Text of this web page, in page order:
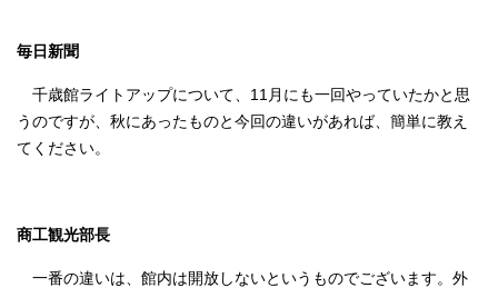
毎日新聞
千歳館ライトアップについて、11月にも一回やっていたかと思
うのですが、秋にあったものと今回の違いがあれば、簡単に教え
てください。
商工観光部長
一番の違いは、館内は開放しないというものでございます。外